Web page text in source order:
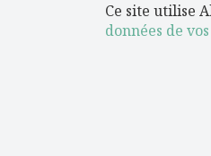
Ce site utilise
données de